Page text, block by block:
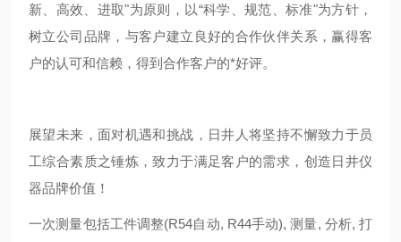
新、高效、进取"为原则，以“科学、规范、标准"为方针，
树立公司品牌，与客户建立良好的合作伙伴关系，赢得客
户的认可和信赖，得到合作客户的*好评。
展望未来，面对机遇和挑战，日井人将坚持不懈致力于员
工综合素质之锤炼，致力于满足客户的需求，创造日井仪
器品牌价值！
一次测量包括工件调整(R54自动, R44手动), 测量, 分析, 打